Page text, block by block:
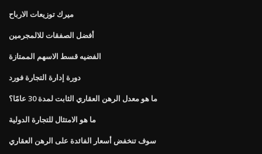
ميرك توزيعات الارباح
أفضل الصفقات للالمجرمين
الفضيه قسط الاسهم الممتازة
دورة إدارة التجارة فورد
ما هو معدل الرهن العقاري الثابت لمدة 30 عامًا؟
ما هو الامتثال للتجارة الدولية
سوف تنخفض أسعار الفائدة على الرهن العقاري